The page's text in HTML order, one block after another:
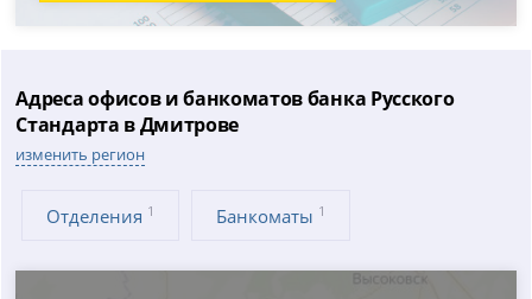
Адреса офисов и банкоматов банка Русского
Стандарта в Дмитрове
изменить регион
Отделения 1 Банкоматы 1